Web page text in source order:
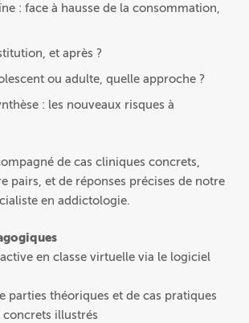
: face à hausse de la consommation,
et après ?
ou adulte, quelle approche ?
: les nouveaux risques à
de cas cliniques concrets,
pairs, et de réponses précises de notre
en addictologie.
en classe virtuelle via le logiciel
parties théoriques et de cas pratiques
concrets illustrés